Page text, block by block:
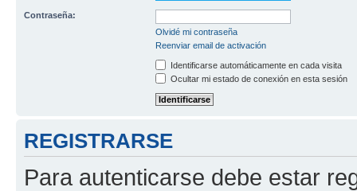
Contraseña:
Olvidé mi contraseña
Reenviar email de activación
Identificarse automáticamente en cada visita
Ocultar mi estado de conexión en esta sesión
REGISTRARSE
Para autenticarse debe estar